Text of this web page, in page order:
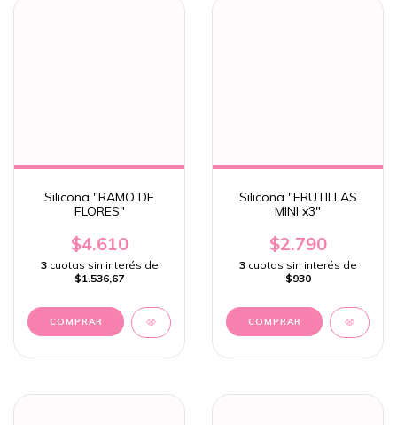
Silicona "RAMO DE
FLORES"
$4.610
3 cuotas sin interés de
$1.536,67
Silicona "FRUTILLAS
MINI x3"
$2.790
3 cuotas sin interés de
$930